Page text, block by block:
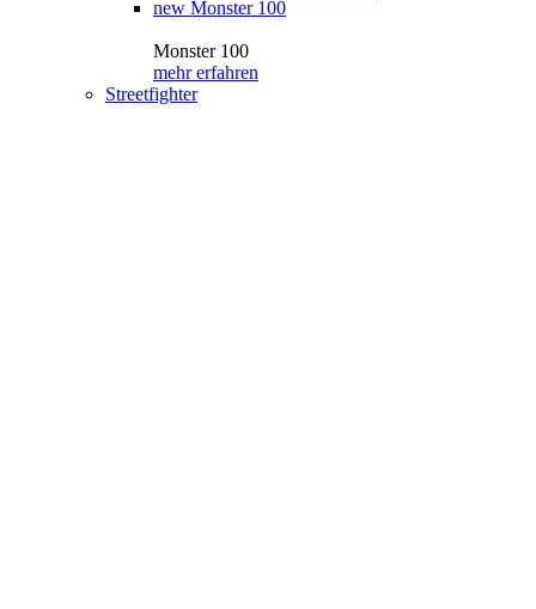
new Monster 100
Monster 100
mehr erfahren
Streetfighter